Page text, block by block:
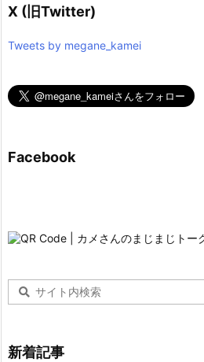
X (旧Twitter)
Tweets by megane_kamei
Facebook
新着記事